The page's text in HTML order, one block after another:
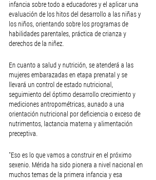
infancia sobre todo a educadores y el aplicar una
evaluación de los hitos del desarrollo a las niñas y
los niños, orientando sobre los programas de
habilidades parentales, práctica de crianza y
derechos de la niñez.
En cuanto a salud y nutrición, se atenderá a las
mujeres embarazadas en etapa prenatal y se
llevará un control de estado nutricional,
seguimiento del óptimo desarrollo crecimiento y
mediciones antropométricas, aunado a una
orientación nutricional por deficiencia o exceso de
nutrimentos, lactancia materna y alimentación
preceptiva.
"Eso es lo que vamos a construir en el próximo
sexenio. Mérida ha sido pionera a nivel nacional en
muchos temas de la primera infancia y esa